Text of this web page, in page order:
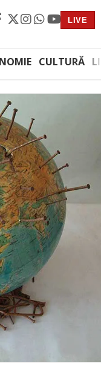
LIVE
CULTURĂ